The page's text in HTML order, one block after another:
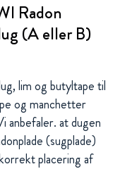
Radon
(A eller B)
lim og butyltape til
og manchetter
anbefaler. at dugen
(sugplade)
placering af